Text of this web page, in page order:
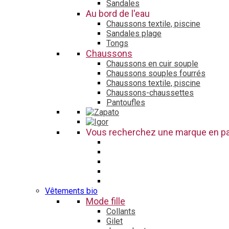
Sandales
Au bord de l'eau
Chaussons textile, piscine
Sandales plage
Tongs
Chaussons
Chaussons en cuir souple
Chaussons souples fourrés
Chaussons textile, piscine
Chaussons-chaussettes
Pantoufles
Vous recherchez une marque en
Vêtements bio
Mode fille
Collants
Gilet